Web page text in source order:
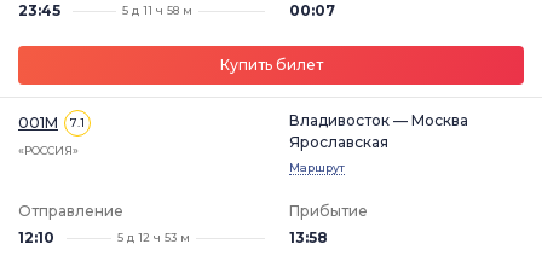
23:45
5 д 11 ч 58 м
00:07
Купить билет
001М 7.1
«РОССИЯ»
Владивосток — Москва
Ярославская
Маршрут
Отправление
12:10
5 д 12 ч 53 м
Прибытие
13:58